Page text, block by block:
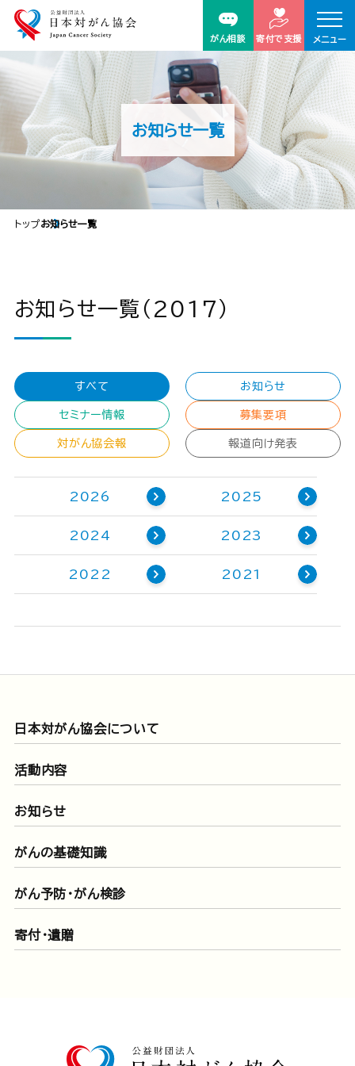
がん相談 寄付で支援 メニュー
お知らせ一覧
トップお知らせ一覧
お知らせ一覧（2017）
すべて お知らせ
セミナー情報 募集要項
対がん協会報 報道向け発表
2026 2025
2024 2023
2022 2021
日本対がん協会について
活動内容
お知らせ
がんの基礎知識
がん予防・がん検診
寄付・遺贈